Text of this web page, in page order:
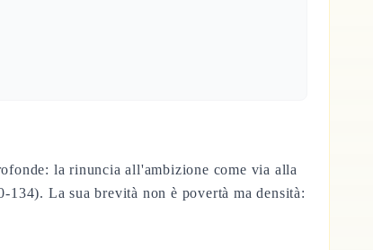
la rinuncia all'ambizione come via alla
La sua brevità non è povertà ma densità: